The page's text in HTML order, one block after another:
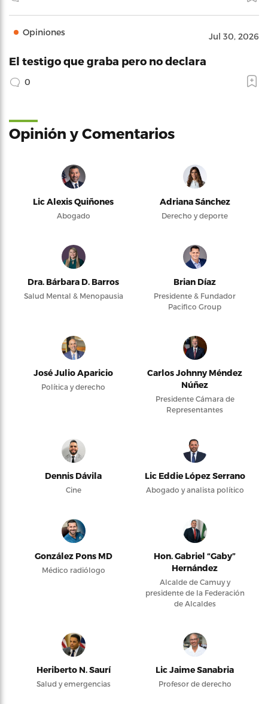
Opiniones Jul 30, 2026
El testigo que graba pero no declara
0
Opinión y Comentarios
Lic Alexis Quiñones
Abogado
Adriana Sánchez
Derecho y deporte
Dra. Bárbara D. Barros
Salud Mental & Menopausia
Brian Díaz
Presidente & Fundador
Pacifico Group
José Julio Aparicio
Política y derecho
Carlos Johnny Méndez
Núñez
Presidente Cámara de
Representantes
Dennis Dávila
Cine
Lic Eddie López Serrano
Abogado y analista político
González Pons MD
Médico radiólogo
Hon. Gabriel “Gaby”
Hernández
Alcalde de Camuy y
presidente de la Federación
de Alcaldes
Heriberto N. Saurí
Salud y emergencias
Lic Jaime Sanabria
Profesor de derecho